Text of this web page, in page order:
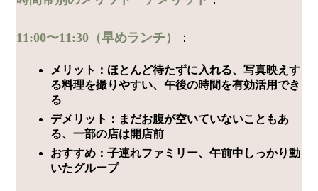
11:00〜11:30（早めランチ） ：
メリット：ほとんど待たずに入れる、写真映えす
る料理を撮りやすい、午後の時間を有効活用でき
る
デメリット：まだお腹が空いていないこともあ
る、一部の店は開店前
おすすめ：子連れファミリー、午前中しっかり動
いたグループ